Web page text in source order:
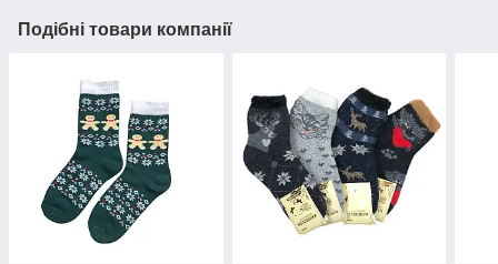
Подібні товари компанії